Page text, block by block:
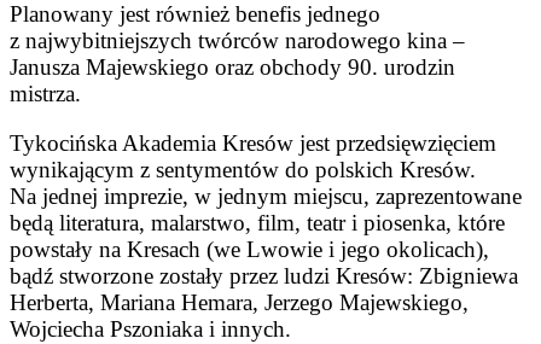
Planowany jest również benefis jednego
z najwybitniejszych twórców narodowego kina –
Janusza Majewskiego oraz obchody 90. urodzin
mistrza.
Tykocińska Akademia Kresów jest przedsięwzięciem
wynikającym z sentymentów do polskich Kresów.
Na jednej imprezie, w jednym miejscu, zaprezentowane
będą literatura, malarstwo, film, teatr i piosenka, które
powstały na Kresach (we Lwowie i jego okolicach),
bądź stworzone zostały przez ludzi Kresów: Zbigniewa
Herberta, Mariana Hemara, Jerzego Majewskiego,
Wojciecha Pszoniaka i innych.